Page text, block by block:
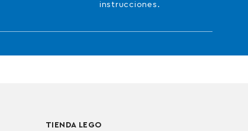
instrucciones.
TIENDA LEGO